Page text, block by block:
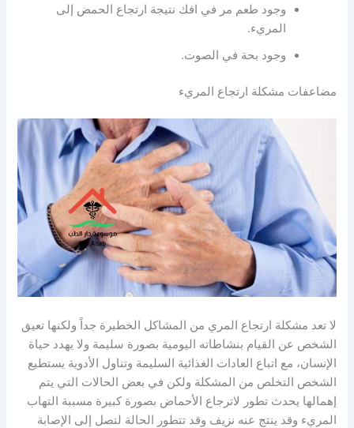
وجود طعم مر في افك نتيجة ارتجاع الحمض إلى
المريء.
وجود بحة في الصوت.
مضاعفات مشكلة ارتجاع المريء
لا تعد مشكلة ارتجاع المري من المشاكل الخطيرة جداً ولكنها تعيق
الشخص عن القيام بنشاطاته اليومية بصورة سليمة ولا يهدد حياة
الإنسان، مع اتباع العادات الغذائية السليمة وتناول الأدوية يستطيع
الشخص التخلص من المشكلة ولكن في بعض الحالات التي يتم
إهمالها يحدث تطور لاترجاع الأحماض بصورة كبيرة مسببة التهاب
المريء وقد ينتج عنه نزيف وقد تتطور الحالة لتصل إلى الإصابة